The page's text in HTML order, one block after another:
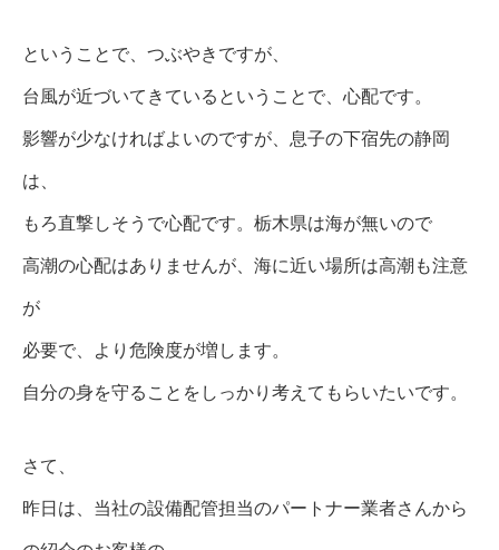
ということで、つぶやきですが、
台風が近づいてきているということで、心配です。
影響が少なければよいのですが、息子の下宿先の静岡
は、
もろ直撃しそうで心配です。栃木県は海が無いので
高潮の心配はありませんが、海に近い場所は高潮も注意
が
必要で、より危険度が増します。
自分の身を守ることをしっかり考えてもらいたいです。
さて、
昨日は、当社の設備配管担当のパートナー業者さんから